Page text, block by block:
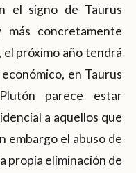
el signo de Taurus
concretamente
el próximo año tendrá
en Taurus
parece estar
a aquellos que
embargo el abuso de
propia eliminación de